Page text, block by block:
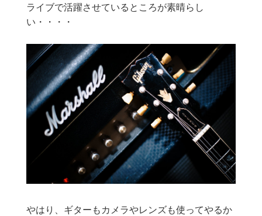
ライブで活躍させているところが素晴らし
い・・・・
やはり、ギターもカメラやレンズも使ってやるか